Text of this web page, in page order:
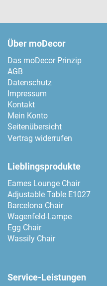
Über moDecor
Das moDecor Prinzip
AGB
Datenschutz
Impressum
Kontakt
Mein Konto
Seitenübersicht
Vertrag widerrufen
Lieblingsprodukte
Eames Lounge Chair
Adjustable Table E1027
Barcelona Chair
Wagenfeld-Lampe
Egg Chair
Wassily Chair
Service-Leistungen